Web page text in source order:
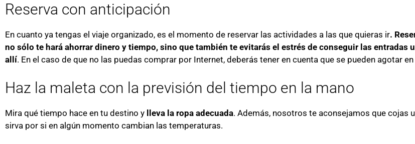
Reserva con anticipación
En cuanto ya tengas el viaje organizado, es el momento de reservar las actividades a las que quieras ir.
no sólo te hará ahorrar dinero y tiempo, sino que también te evitarás el estrés de conseguir las entradas
allí. En el caso de que no las puedas comprar por Internet, deberás tener en cuenta que se pueden agotar
Haz la maleta con la previsión del tiempo en la mano
Mira qué tiempo hace en tu destino y lleva la ropa adecuada. Además, nosotros te aconsejamos que cojas
sirva por si en algún momento cambian las temperaturas.